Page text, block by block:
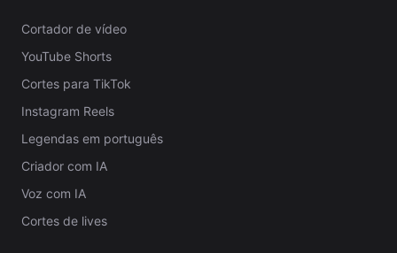
Cortador de vídeo
YouTube Shorts
Cortes para TikTok
Instagram Reels
Legendas em português
Criador com IA
Voz com IA
Cortes de lives